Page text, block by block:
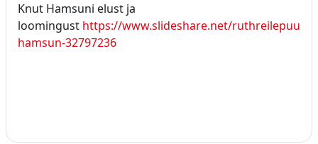
Knut Hamsuni elust ja
loomingust https://www.slideshare.net/
hamsun-32797236